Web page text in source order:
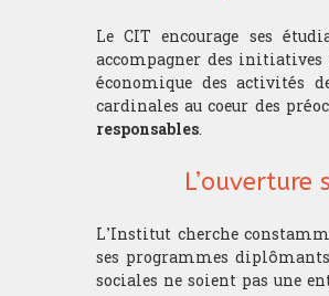
Le CIT encourage ses
accompagner des
économique des activités
cardinales au coeur des
responsables.
L’ouverture
L’Institut cherche
ses programmes
sociales ne soient pas une